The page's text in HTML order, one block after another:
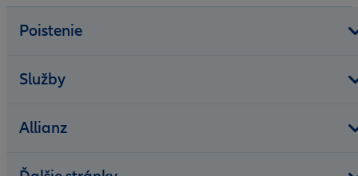
Poistenie
Služby
Allianz